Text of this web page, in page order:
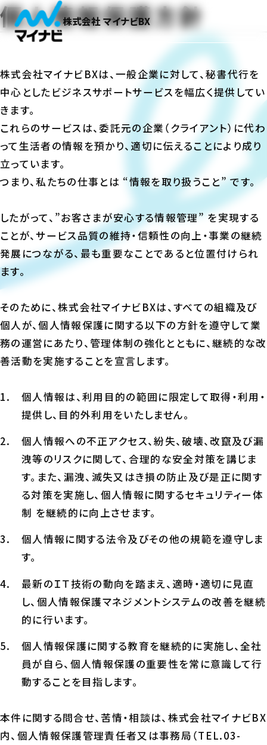
株式会社 マイナビBX
個人情報保護方針
株式会社マイナビBXは、一般企業に対して、秘書代行を
中心としたビジネスサポートサービスを幅広く提供してい
きます。
これらのサービスは、委託元の企業（クライアント）に代わ
って生活者の情報を預かり、適切に伝えることにより成り
立っています。
つまり、私たちの仕事とは “情報を取り扱うこと” です。
したがって、”お客さまが安心する情報管理” を実現する
ことが、サービス品質の維持・信頼性の向上・事業の継続
発展につながる、最も重要なことであると位置付けられ
ます。
そのために、株式会社マイナビBXは、すべての組織及び
個人が、個人情報保護に関する以下の方針を遵守して業
務の運営にあたり、管理体制の強化とともに、継続的な改
善活動を実施することを宣言します。
個人情報は、利用目的の範囲に限定して取得・利用・
提供し、目的外利用をいたしません。
個人情報への不正アクセス、紛失、破壊、改竄及び漏
洩等のリスクに関して、合理的な安全対策を講じま
す。また、漏洩、滅失又はき損の防止及び是正に関す
る対策を実施し、個人情報に関するセキュリティー体
制 を継続的に向上させます。
個人情報に関する法令及びその他の規範を遵守しま
す。
最新のＩＴ技術の動向を踏まえ、適時・適切に見直
し、個人情報保護マネジメントシステムの改善を継続
的に行います。
個人情報保護に関する教育を継続的に実施し、全社
員が自ら、個人情報保護の重要性を常に意識して行
動することを目指します。
本件に関する問合せ、苦情・相談は、株式会社マイナビBX
内、個人情報保護管理責任者又は事務局（TEL.03-